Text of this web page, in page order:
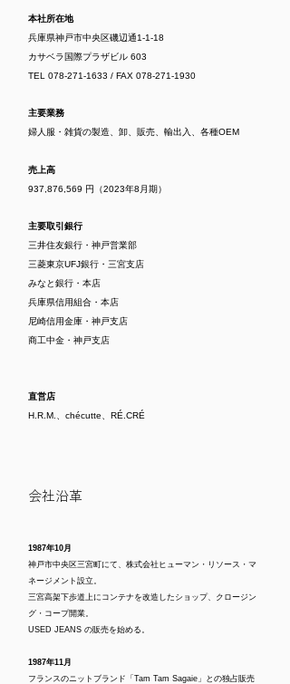
本社所在地
兵庫県神戸市中央区磯辺通1-1-18
カサベラ国際プラザビル 603
TEL 078-271-1633 / FAX 078-271-1930
主要業務
婦人服・雑貨の製造、卸、販売、輸出入、各種OEM
売上高
937,876,569 円（2023年8月期）
主要取引銀行
三井住友銀行・神戸営業部
三菱東京UFJ銀行・三宮支店
みなと銀行・本店
兵庫県信用組合・本店
尼崎信用金庫・神戸支店
商工中金・神戸支店
直営店
H.R.M.、chécutte、RÉ.CRÉ
​会社沿革
1987年10月
神戸市中央区三宮町にて、株式会社ヒューマン・リソース・マ
ネージメント設立。
三宮高架下歩道上にコンテナを改造したショップ、クロージン
グ・コープ開業。
USED JEANS の販売を始める。
1987年11月
フランスのニットブランド「Tam Tam Sagaie」との独占販売